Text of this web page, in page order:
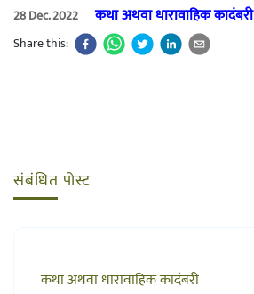
28 Dec. 2022 कथा अथवा धारावाहिक कादंबरी
Share this:
संबंधित पोस्ट
कथा अथवा धारावाहिक कादंबरी